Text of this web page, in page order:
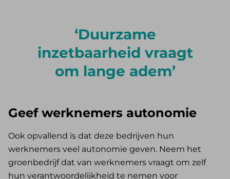
Duurzame
inzetbaarheid vraagt
om lange adem
Geef werknemers autonomie
Ook opvallend is dat deze bedrijven hun
werknemers veel autonomie geven. Neem het
groenbedrijf dat van werknemers vraagt om zelf
hun verantwoordelijkheid te nemen voor